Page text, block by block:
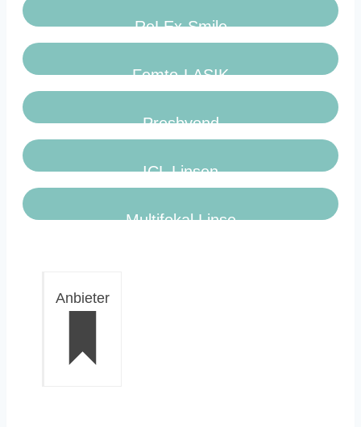
ReLEx-Smile
Femto-LASIK
Presbyond
ICL Linsen
Multifokal Linse
Anbieter